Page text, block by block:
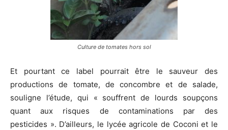
Culture de tomates hors sol
Et pourtant ce label pourrait être le sauveur des
productions de tomate, de concombre et de salade,
souligne l’étude, qui « souffrent de lourds soupçons
quant aux risques de contaminations par des
pesticides ». D’ailleurs, le lycée agricole de Coconi et le